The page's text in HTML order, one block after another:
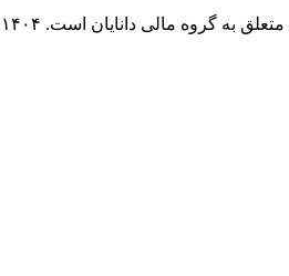
به گروه مالی دانایان است. ۱۴۰۴